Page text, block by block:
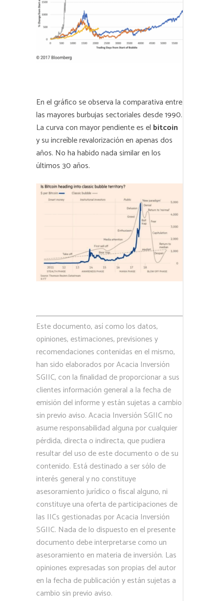
En el gráfico se observa la comparativa entre
las mayores burbujas sectoriales desde 1990.
La curva con mayor pendiente es el bitcoin
y su increíble revalorización en apenas dos
años. No ha habido nada similar en los
últimos 30 años.
Este documento, así como los datos,
opiniones, estimaciones, previsiones y
recomendaciones contenidas en el mismo,
han sido elaborados por Acacia Inversión
SGIIC, con la finalidad de proporcionar a sus
clientes información general a la fecha de
emisión del informe y están sujetas a cambio
sin previo aviso. Acacia Inversión SGIIC no
asume responsabilidad alguna por cualquier
pérdida, directa o indirecta, que pudiera
resultar del uso de este documento o de su
contenido. Está destinado a ser sólo de
interés general y no constituye
asesoramiento jurídico o fiscal alguno, ni
constituye una oferta de participaciones de
las IICs gestionadas por Acacia Inversión
SGIIC. Nada de lo dispuesto en el presente
documento debe interpretarse como un
asesoramiento en materia de inversión. Las
opiniones expresadas son propias del autor
en la fecha de publicación y están sujetas a
cambio sin previo aviso.